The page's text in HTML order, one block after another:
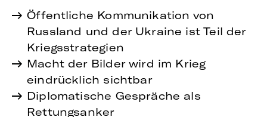
Öffentliche Kommunikation von
Russland und der Ukraine ist Teil der
Kriegsstrategien
Macht der Bilder wird im Krieg
eindrücklich sichtbar
Diplomatische Gespräche als
Rettungsanker